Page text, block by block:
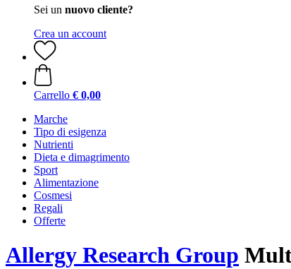
Sei un nuovo cliente?
Crea un account
Carrello € 0,00
Marche
Tipo di esigenza
Nutrienti
Dieta e dimagrimento
Sport
Alimentazione
Cosmesi
Regali
Offerte
Allergy Research Group